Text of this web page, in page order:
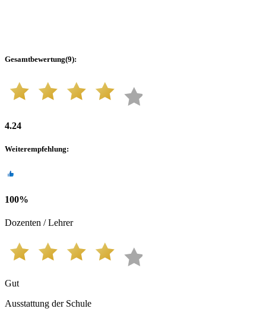
Gesamtbewertung(9):
4.24
Weiterempfehlung:
100%
Dozenten / Lehrer
Gut
Ausstattung der Schule